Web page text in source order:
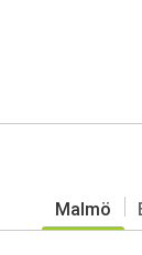
Malmö